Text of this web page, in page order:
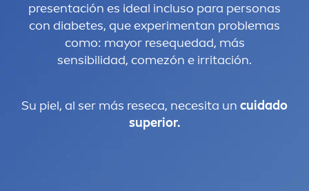
presentación es ideal incluso para personas
con diabetes, que experimentan problemas
como: mayor resequedad, más
sensibilidad, comezón e irritación.
Su piel, al ser más reseca, necesita un cuidado
superior.